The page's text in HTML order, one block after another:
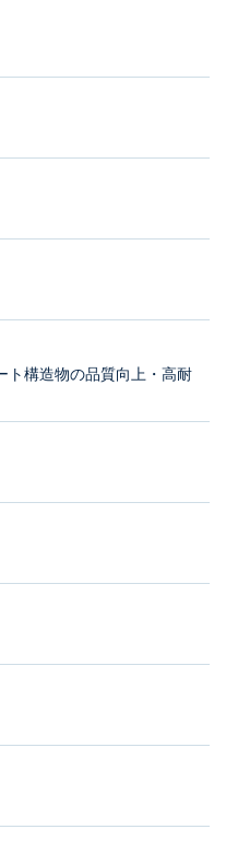
ト構造物の品質向上・高耐